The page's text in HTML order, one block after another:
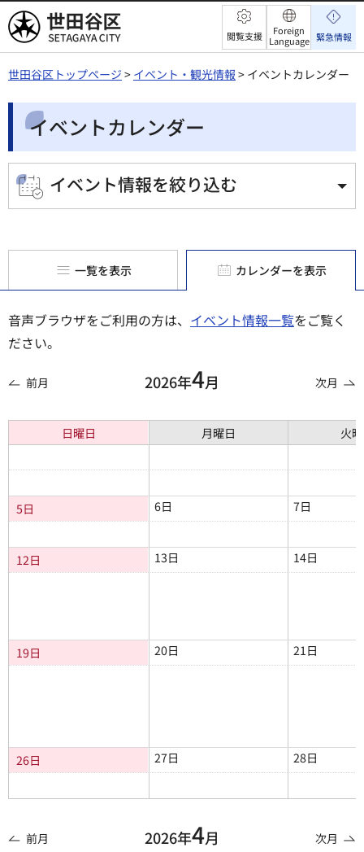
世田谷区 閲覧支援
Foreign
Language 緊急情報
世田谷区トップページ > イベント・観光情報 > イベントカレンダー
イベントカレンダー
イベント情報を絞り込む
一覧を表示 カレンダーを表示
音声ブラウザをご利用の方は、 イベント情報一覧をご覧く
ださい。
前月 2026年4月 次月
日曜日 月曜日 火
5日 6日 7日
12日 13日 14日
19日 20日 21日
26日 27日 28日
前月 2026年4月 次月